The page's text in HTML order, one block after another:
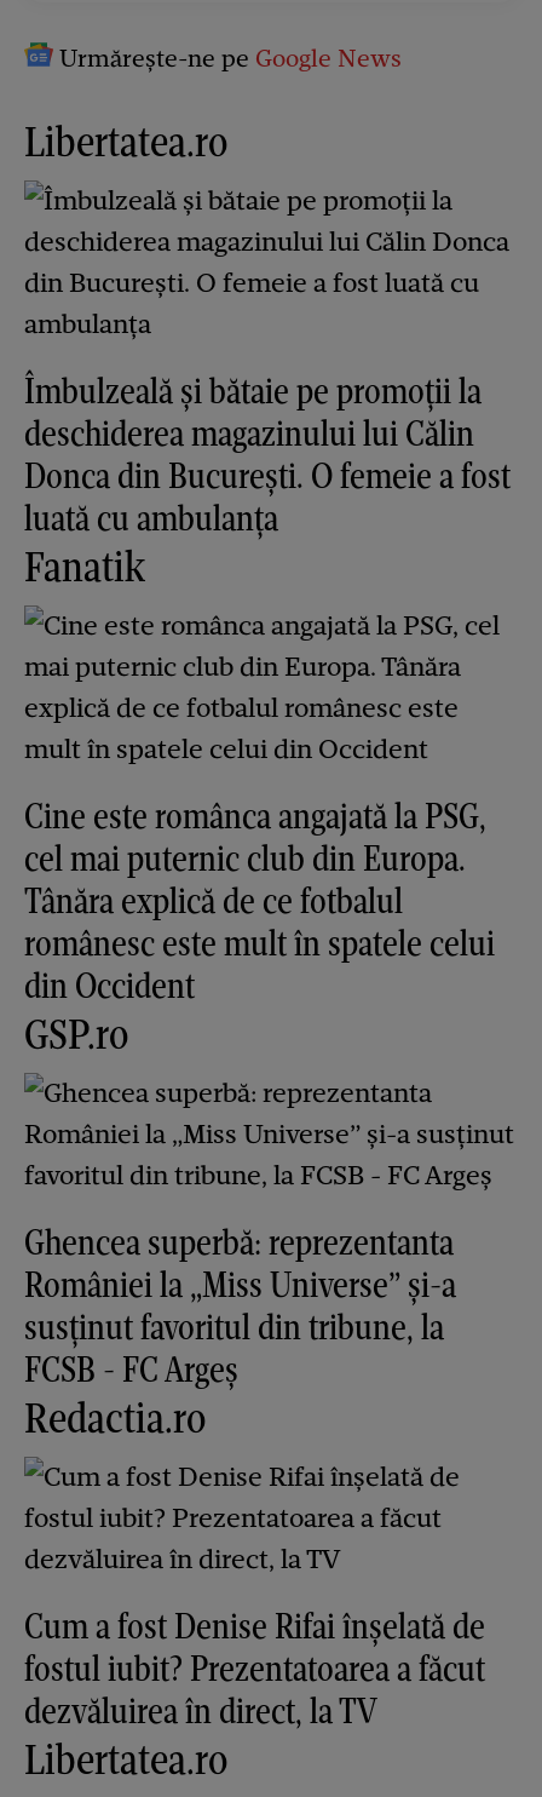
Urmărește-ne pe Google News
Libertatea.ro
Îmbulzeală și bătaie pe promoții la
deschiderea magazinului lui Călin
Donca din București. O femeie a fost
luată cu ambulanța
Fanatik
Cine este românca angajată la PSG,
cel mai puternic club din Europa.
Tânăra explică de ce fotbalul
românesc este mult în spatele celui
din Occident
GSP.ro
Ghencea superbă: reprezentanta
României la „Miss Universe” și-a
susținut favoritul din tribune, la
FCSB - FC Argeș
Redactia.ro
Cum a fost Denise Rifai înșelată de
fostul iubit? Prezentatoarea a făcut
dezvăluirea în direct, la TV
Libertatea.ro